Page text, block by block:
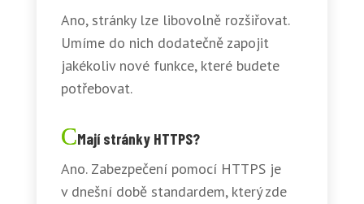
Ano, stránky lze libovolně rozšiřovat.
Umíme do nich dodatečně zapojit
jakékoliv nové funkce, které budete
potřebovat.
Mají stránky HTTPS?
Ano. Zabezpečení pomocí HTTPS je
v dnešní době standardem, který zde